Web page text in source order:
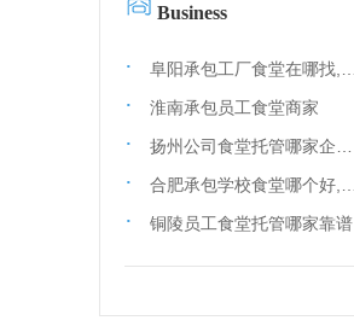
Business
阜阳承包工厂食堂在哪找,承包学校食堂哪家好
淮南承包员工食堂商家
扬州公司食堂托管哪家企业好
合肥承包学校食堂哪个好,承包学校食堂哪家好
铜陵员工食堂托管哪家靠谱